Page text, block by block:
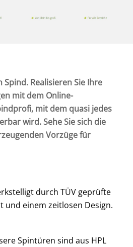
Realisieren Sie Ihre
mit dem Online-
mit dem quasi jedes
wird. Sehe Sie sich die
Vorzüge für
durch TÜV geprüfte
und einem zeitlosen Design.
Spintüren sind aus HPL